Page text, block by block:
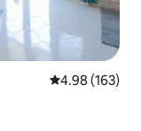
औसत रेटिंग 5 में से
4.98 (163)